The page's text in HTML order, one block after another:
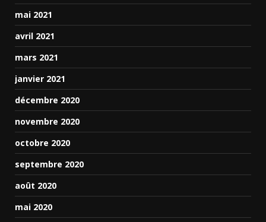
mai 2021
avril 2021
mars 2021
janvier 2021
décembre 2020
novembre 2020
octobre 2020
septembre 2020
août 2020
mai 2020